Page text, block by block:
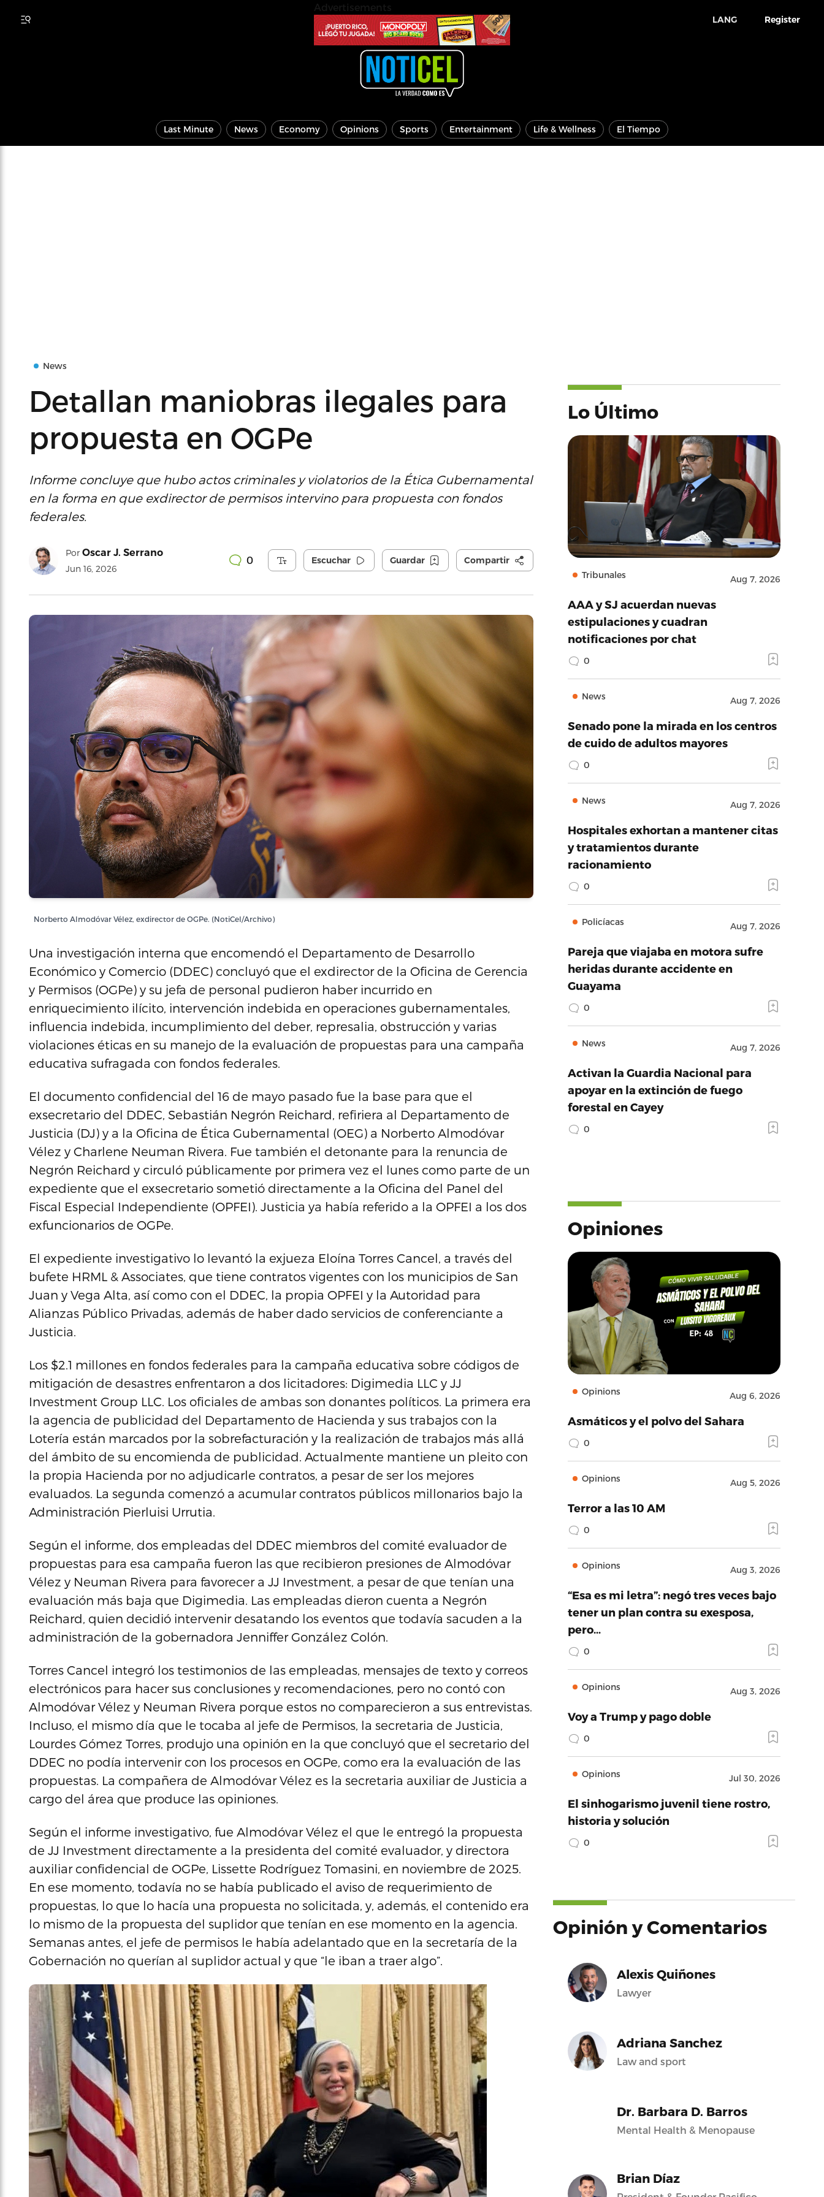
LANG Register
Last Minute News Economy Opinions Sports Entertainment Life & Wellness El Tiempo
News
Detallan maniobras ilegales para
propuesta en OGPe
Informe concluye que hubo actos criminales y violatorios de la Ética Gubernamental
en la forma en que exdirector de permisos intervino para propuesta con fondos
federales.
Por Oscar J. Serrano
Jun 16, 2026
0 Escuchar Guardar Compartir
Norberto Almodóvar Vélez, exdirector de OGPe. (NotiCel/Archivo)
Una investigación interna que encomendó el Departamento de Desarrollo
Económico y Comercio (DDEC) concluyó que el exdirector de la Oficina de Gerencia
y Permisos (OGPe) y su jefa de personal pudieron haber incurrido en
enriquecimiento ilícito, intervención indebida en operaciones gubernamentales,
influencia indebida, incumplimiento del deber, represalia, obstrucción y varias
violaciones éticas en su manejo de la evaluación de propuestas para una campaña
educativa sufragada con fondos federales.
El documento confidencial del 16 de mayo pasado fue la base para que el
exsecretario del DDEC, Sebastián Negrón Reichard, refiriera al Departamento de
Justicia (DJ) y a la Oficina de Ética Gubernamental (OEG) a Norberto Almodóvar
Vélez y Charlene Neuman Rivera. Fue también el detonante para la renuncia de
Negrón Reichard y circuló públicamente por primera vez el lunes como parte de un
expediente que el exsecretario sometió directamente a la Oficina del Panel del
Fiscal Especial Independiente (OPFEI). Justicia ya había referido a la OPFEI a los dos
exfuncionarios de OGPe.
El expediente investigativo lo levantó la exjueza Eloína Torres Cancel, a través del
bufete HRML & Associates, que tiene contratos vigentes con los municipios de San
Juan y Vega Alta, así como con el DDEC, la propia OPFEI y la Autoridad para
Alianzas Público Privadas, además de haber dado servicios de conferenciante a
Justicia.
Los $2.1 millones en fondos federales para la campaña educativa sobre códigos de
mitigación de desastres enfrentaron a dos licitadores: Digimedia LLC y JJ
Investment Group LLC. Los oficiales de ambas son donantes políticos. La primera era
la agencia de publicidad del Departamento de Hacienda y sus trabajos con la
Lotería están marcados por la sobrefacturación y la realización de trabajos más allá
del ámbito de su encomienda de publicidad. Actualmente mantiene un pleito con
la propia Hacienda por no adjudicarle contratos, a pesar de ser los mejores
evaluados. La segunda comenzó a acumular contratos públicos millonarios bajo la
Administración Pierluisi Urrutia.
Según el informe, dos empleadas del DDEC miembros del comité evaluador de
propuestas para esa campaña fueron las que recibieron presiones de Almodóvar
Vélez y Neuman Rivera para favorecer a JJ Investment, a pesar de que tenían una
evaluación más baja que Digimedia. Las empleadas dieron cuenta a Negrón
Reichard, quien decidió intervenir desatando los eventos que todavía sacuden a la
administración de la gobernadora Jenniffer González Colón.
Torres Cancel integró los testimonios de las empleadas, mensajes de texto y correos
electrónicos para hacer sus conclusiones y recomendaciones, pero no contó con
Almodóvar Vélez y Neuman Rivera porque estos no comparecieron a sus entrevistas.
Incluso, el mismo día que le tocaba al jefe de Permisos, la secretaria de Justicia,
Lourdes Gómez Torres, produjo una opinión en la que concluyó que el secretario del
DDEC no podía intervenir con los procesos en OGPe, como era la evaluación de las
propuestas. La compañera de Almodóvar Vélez es la secretaria auxiliar de Justicia a
cargo del área que produce las opiniones.
Según el informe investigativo, fue Almodóvar Vélez el que le entregó la propuesta
de JJ Investment directamente a la presidenta del comité evaluador, y directora
auxiliar confidencial de OGPe, Lissette Rodríguez Tomasini, en noviembre de 2025.
En ese momento, todavía no se había publicado el aviso de requerimiento de
propuestas, lo que lo hacía una propuesta no solicitada, y, además, el contenido era
lo mismo de la propuesta del suplidor que tenían en ese momento en la agencia.
Semanas antes, el jefe de permisos le había adelantado que en la secretaría de la
Gobernación no querían al suplidor actual y que “le iban a traer algo”.
Lo Último
Tribunales Aug 7, 2026
AAA y SJ acuerdan nuevas
estipulaciones y cuadran
notificaciones por chat
0
News Aug 7, 2026
Senado pone la mirada en los centros
de cuido de adultos mayores
0
News Aug 7, 2026
Hospitales exhortan a mantener citas
y tratamientos durante
racionamiento
0
Policíacas Aug 7, 2026
Pareja que viajaba en motora sufre
heridas durante accidente en
Guayama
0
News Aug 7, 2026
Activan la Guardia Nacional para
apoyar en la extinción de fuego
forestal en Cayey
0
Opiniones
Opinions Aug 6, 2026
Asmáticos y el polvo del Sahara
0
Opinions Aug 5, 2026
Terror a las 10 AM
0
Opinions Aug 3, 2026
“Esa es mi letra”: negó tres veces bajo
tener un plan contra su exesposa,
pero…
0
Opinions Aug 3, 2026
Voy a Trump y pago doble
0
Opinions Jul 30, 2026
El sinhogarismo juvenil tiene rostro,
historia y solución
0
Opinión y Comentarios
Alexis Quiñones
Lawyer
Adriana Sanchez
Law and sport
Dr. Barbara D. Barros
Mental Health & Menopause
Brian Díaz